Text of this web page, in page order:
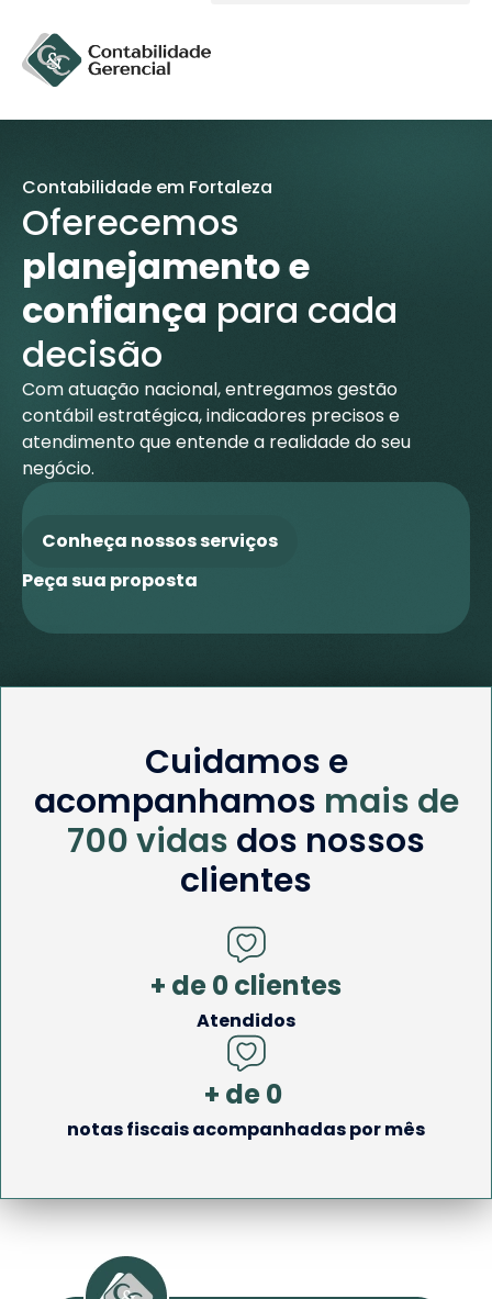
Contabilidade em Fortaleza
Oferecemos
planejamento e
confiança para cada
decisão
Com atuação nacional, entregamos gestão
contábil estratégica, indicadores precisos e
atendimento que entende a realidade do seu
negócio.
Conheça nossos serviços
Peça sua proposta
Cuidamos e
acompanhamos mais de
700 vidas dos nossos
clientes
+ de 0 clientes
Atendidos
+ de 0
notas fiscais acompanhadas por mês